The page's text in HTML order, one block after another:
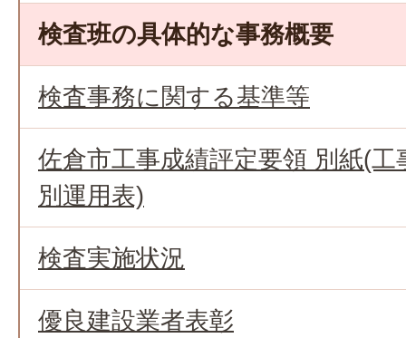
検査班の具体的な事務概要
検査事務に関する基準等
佐倉市工事成績評定要領 別紙(
別運用表)
検査実施状況
優良建設業者表彰